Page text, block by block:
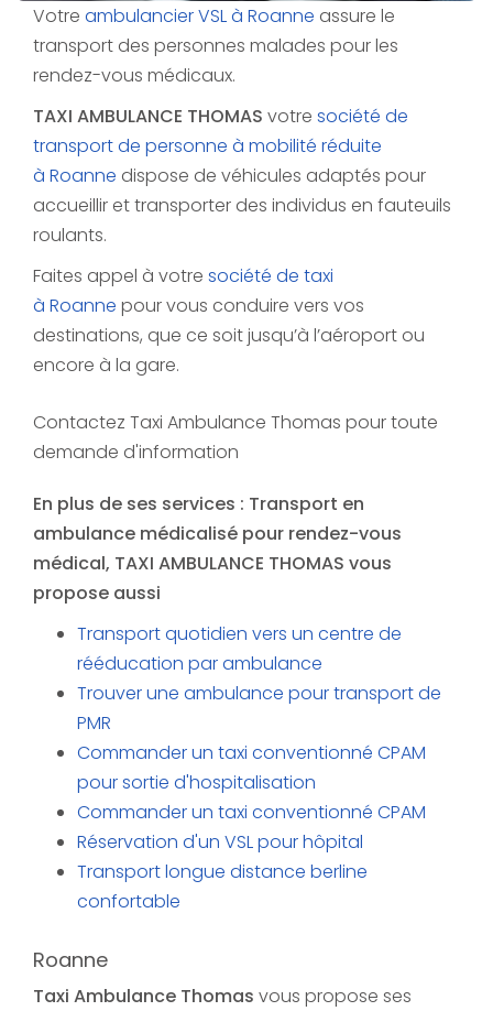
Votre ambulancier VSL à Roanne assure le
transport des personnes malades pour les
rendez-vous médicaux.
TAXI AMBULANCE THOMAS votre société de
transport de personne à mobilité réduite
à Roanne dispose de véhicules adaptés pour
accueillir et transporter des individus en fauteuils
roulants.
Faites appel à votre société de taxi
à Roanne pour vous conduire vers vos
destinations, que ce soit jusqu’à l’aéroport ou
encore à la gare.
Contactez Taxi Ambulance Thomas pour toute
demande d'information
En plus de ses services : Transport en
ambulance médicalisé pour rendez-vous
médical, TAXI AMBULANCE THOMAS vous
propose aussi
Transport quotidien vers un centre de
rééducation par ambulance
Trouver une ambulance pour transport de
PMR
Commander un taxi conventionné CPAM
pour sortie d'hospitalisation
Commander un taxi conventionné CPAM
Réservation d'un VSL pour hôpital
Transport longue distance berline
confortable
Roanne
Taxi Ambulance Thomas vous propose ses